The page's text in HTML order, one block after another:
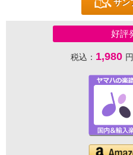
サン
好評
税込： 1,980